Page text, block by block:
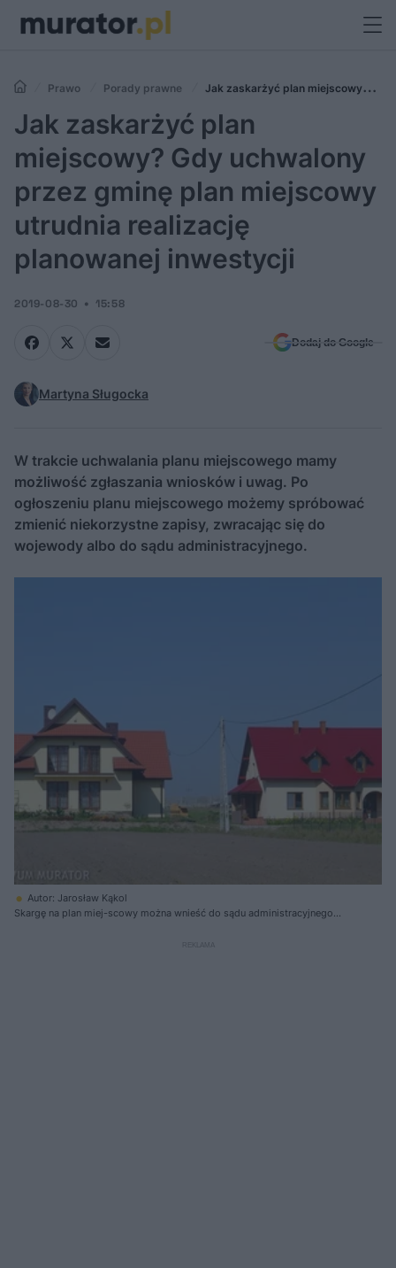
Prawo Porady prawne
Jak zaskarżyć plan miejscowy? Gdy
uchwalony przez gminę plan miejscowy utrudnia realizację planowanej
inwestycji
Jak zaskarżyć plan
miejscowy? Gdy uchwalony
przez gminę plan miejscowy
utrudnia realizację
planowanej inwestycji
2019-08-30 15:58
Dodaj do Google
Martyna Sługocka
W trakcie uchwalania planu miejscowego mamy
możliwość zgłaszania wniosków i uwag. Po
ogłoszeniu planu miejscowego możemy spróbować
zmienić niekorzystne zapisy, zwracając się do
wojewody albo do sądu administracyjnego.
Autor: Jarosław Kąkol
Skargę na plan miej-scowy można wnieść do sądu administracyjnego